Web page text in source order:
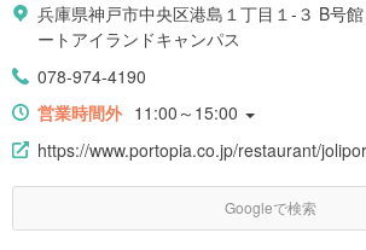
兵庫県神戸市中央区港島１丁目１-３ B号
ートアイランドキャンパス
078-974-4190
営業時間外 11:00～15:00
https://www.portopia.co.jp/restaurant/
Googleで検索